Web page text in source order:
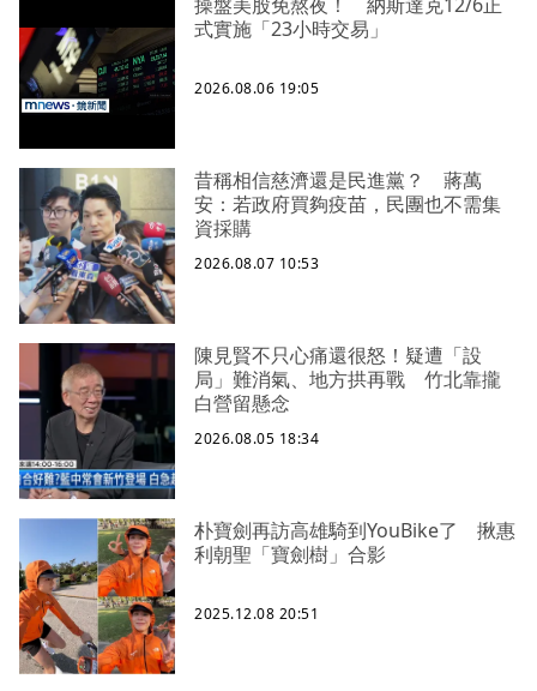
式實施「23小時交易」
2026.08.06 19:05
昔稱相信慈濟還是民進黨？ 蔣萬
安：若政府買夠疫苗，民團也不需集
資採購
2026.08.07 10:53
陳見賢不只心痛還很怒！疑遭「設
局」難消氣、地方拱再戰 竹北靠攏
白營留懸念
2026.08.05 18:34
朴寶劍再訪高雄騎到YouBike了 揪惠
利朝聖「寶劍樹」合影
2025.12.08 20:51